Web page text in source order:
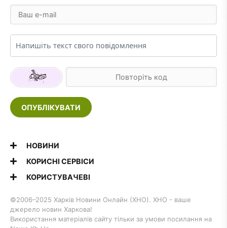
ОПУБЛІКУВАТИ
НОВИНИ
КОРИСНІ СЕРВІСИ
КОРИСТУВАЧЕВІ
©2006–2025 Харків Новини Онлайн (ХНО). ХНО - ваше
джерело новин Харкова!
Використання матеріалів сайту тільки за умови посилання на